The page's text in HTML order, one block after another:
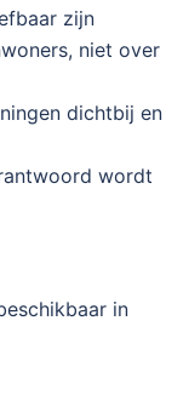
zijn
niet over
dichtbij en
wordt
in